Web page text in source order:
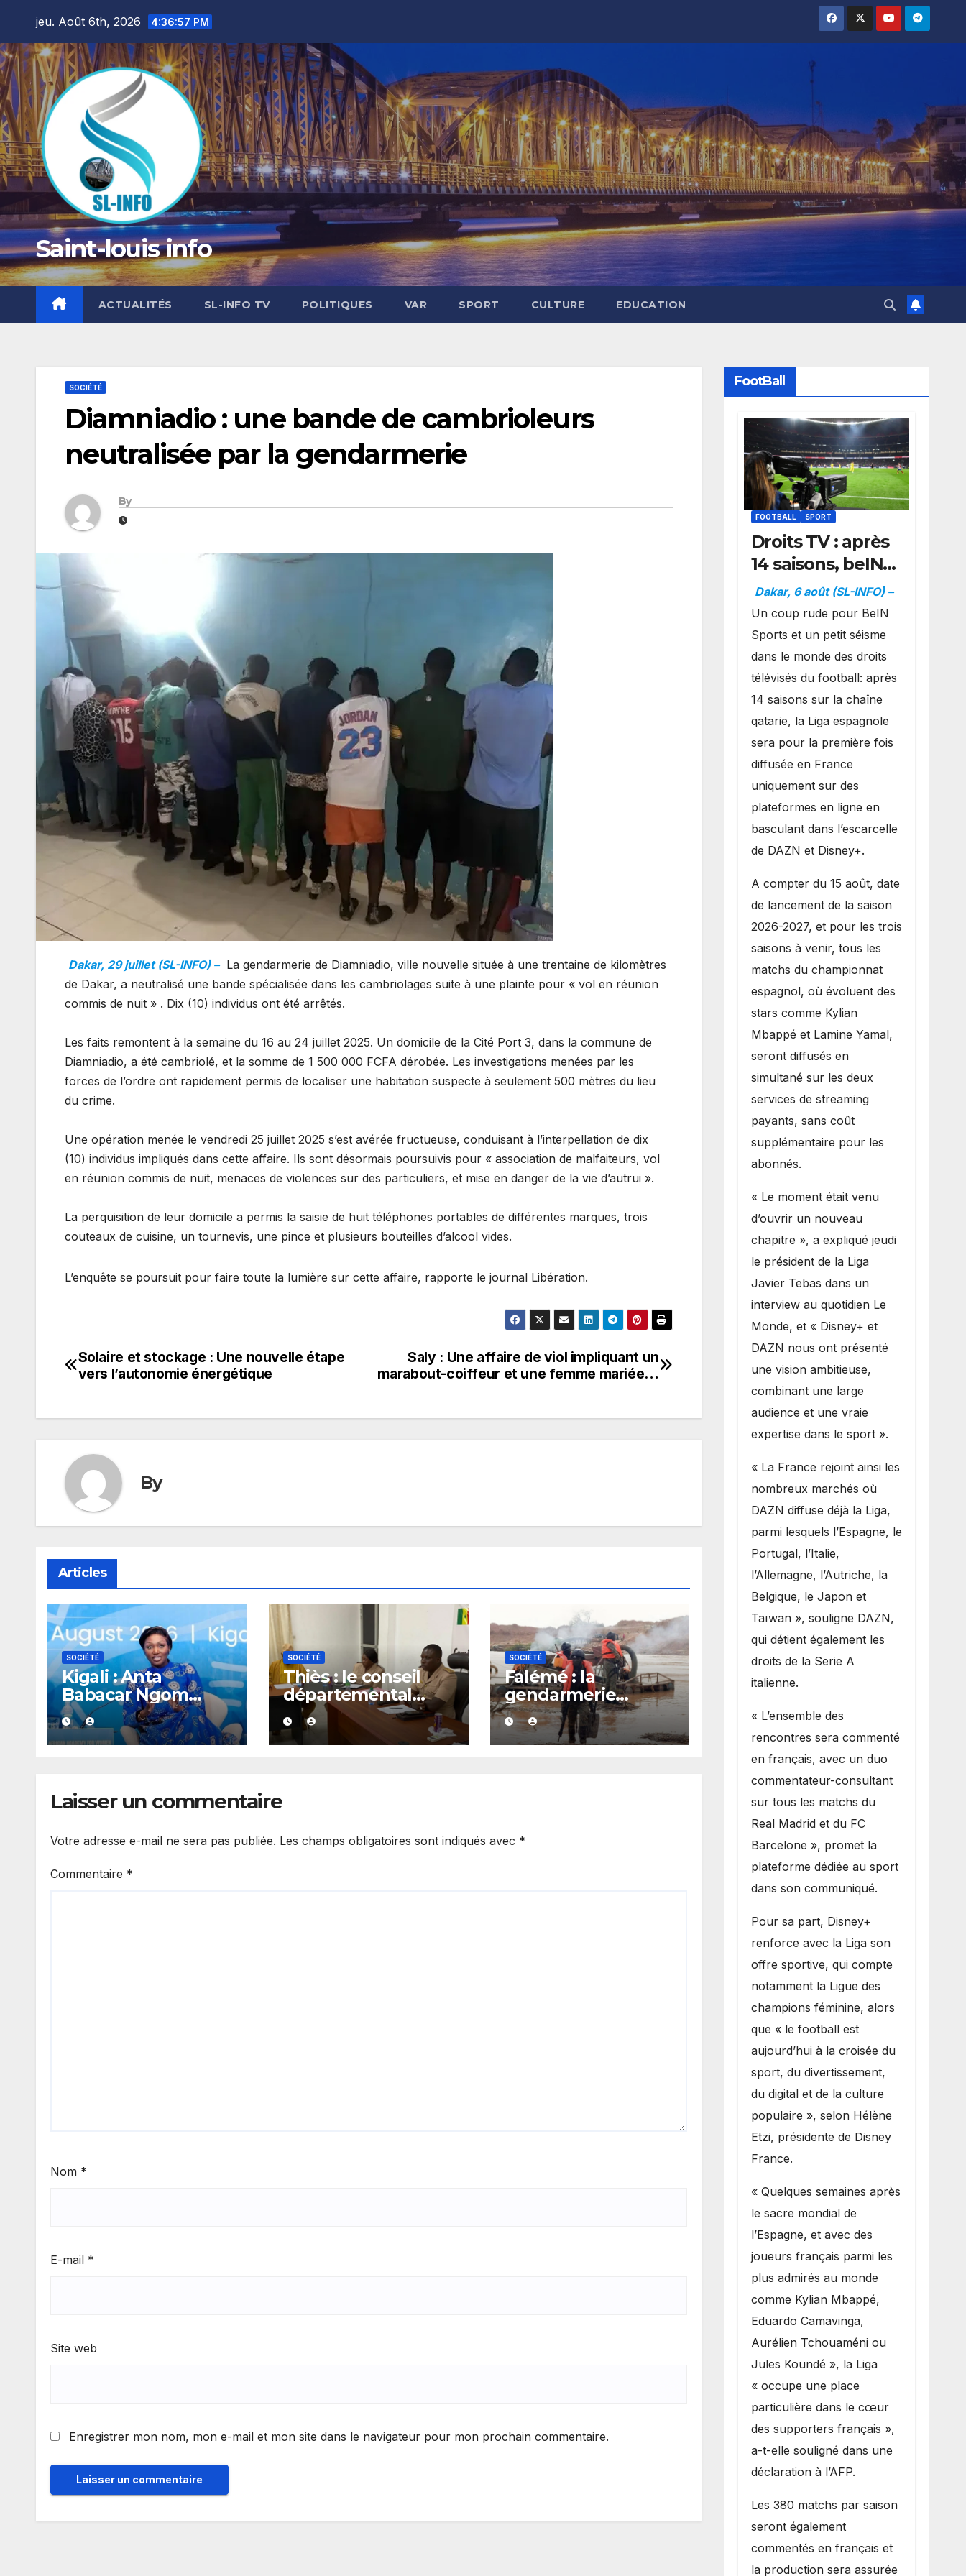
content
jeu. Août 6th, 2026 4:36:58 PM
Saint-louis info
ACTUALITÉS SL-INFO TV POLITIQUES VAR SPORT CULTURE EDUCATION
SOCIÉTÉ
Diamniadio : une bande de cambrioleurs
neutralisée par la gendarmerie
By
Dakar, 29 juillet (SL-INFO) – La gendarmerie de Diamniadio, ville nouvelle située à une trentaine de kilomètres
de Dakar, a neutralisé une bande spécialisée dans les cambriolages suite à une plainte pour « vol en réunion
commis de nuit » . Dix (10) individus ont été arrêtés.
Les faits remontent à la semaine du 16 au 24 juillet 2025. Un domicile de la Cité Port 3, dans la commune de
Diamniadio, a été cambriolé, et la somme de 1 500 000 FCFA dérobée. Les investigations menées par les
forces de l’ordre ont rapidement permis de localiser une habitation suspecte à seulement 500 mètres du lieu
du crime.
Une opération menée le vendredi 25 juillet 2025 s’est avérée fructueuse, conduisant à l’interpellation de dix
(10) individus impliqués dans cette affaire. Ils sont désormais poursuivis pour « association de malfaiteurs, vol
en réunion commis de nuit, menaces de violences sur des particuliers, et mise en danger de la vie d’autrui ».
La perquisition de leur domicile a permis la saisie de huit téléphones portables de différentes marques, trois
couteaux de cuisine, un tournevis, une pince et plusieurs bouteilles d’alcool vides.
L’enquête se poursuit pour faire toute la lumière sur cette affaire, rapporte le journal Libération.
Navigation
l’article
Saly : Une affaire de viol impliquant un
marabout-coiffeur et une femme mariée…
Solaire et stockage : Une nouvelle étape
vers l’autonomie énergétique
By
Articles
SOCIÉTÉ
Kigali : Anta
Babacar Ngom
salue une académie
dédiée au
leadership politique
SOCIÉTÉ
Thiès : le conseil
départemental
réagit après le
rappel à l’ordre du
gouverneur
SOCIÉTÉ
Falémé : la
gendarmerie
détruit 27 dragues
dans le cadre de la
lutte contre
Laisser un commentaire
Votre adresse e-mail ne sera pas publiée. Les champs obligatoires sont indiqués avec *
Commentaire *
Nom *
E-mail *
Site web
Enregistrer mon nom, mon e-mail et mon site dans le navigateur pour mon prochain commentaire.
FootBall
FOOTBALL SPORT
Droits TV : après
14 saisons, beIN
Sports perd la
diffusion de la
Liga
Dakar, 6 août (SL-INFO) –
Un coup rude pour BeIN
Sports et un petit séisme
dans le monde des droits
télévisés du football: après
14 saisons sur la chaîne
qatarie, la Liga espagnole
sera pour la première fois
diffusée en France
uniquement sur des
plateformes en ligne en
basculant dans l’escarcelle
de DAZN et Disney+.
A compter du 15 août, date
de lancement de la saison
2026-2027, et pour les trois
saisons à venir, tous les
matchs du championnat
espagnol, où évoluent des
stars comme Kylian
Mbappé et Lamine Yamal,
seront diffusés en
simultané sur les deux
services de streaming
payants, sans coût
supplémentaire pour les
abonnés.
« Le moment était venu
d’ouvrir un nouveau
chapitre », a expliqué jeudi
le président de la Liga
Javier Tebas dans un
interview au quotidien Le
Monde, et « Disney+ et
DAZN nous ont présenté
une vision ambitieuse,
combinant une large
audience et une vraie
expertise dans le sport ».
« La France rejoint ainsi les
nombreux marchés où
DAZN diffuse déjà la Liga,
parmi lesquels l’Espagne, le
Portugal, l’Italie,
l’Allemagne, l’Autriche, la
Belgique, le Japon et
Taïwan », souligne DAZN,
qui détient également les
droits de la Serie A
italienne.
« L’ensemble des
rencontres sera commenté
en français, avec un duo
commentateur-consultant
sur tous les matchs du
Real Madrid et du FC
Barcelone », promet la
plateforme dédiée au sport
dans son communiqué.
Pour sa part, Disney+
renforce avec la Liga son
offre sportive, qui compte
notamment la Ligue des
champions féminine, alors
que « le football est
aujourd’hui à la croisée du
sport, du divertissement,
du digital et de la culture
populaire », selon Hélène
Etzi, présidente de Disney
France.
« Quelques semaines après
le sacre mondial de
l’Espagne, et avec des
joueurs français parmi les
plus admirés au monde
comme Kylian Mbappé,
Eduardo Camavinga,
Aurélien Tchouaméni ou
Jules Koundé », la Liga
« occupe une place
particulière dans le cœur
des supporters français »,
a-t-elle souligné dans une
déclaration à l’AFP.
Les 380 matchs par saison
seront également
commentés en français et
la production sera assurée